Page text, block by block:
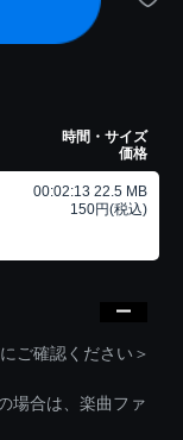
時間・サイズ
価格
00:02:13 22.5 MB
150円(税込)
ご確認ください＞
場合は、楽曲ファ